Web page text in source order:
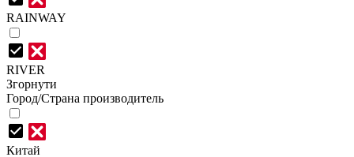
RAINWAY
RIVER
Згорнути
Город/Страна производитель
Китай